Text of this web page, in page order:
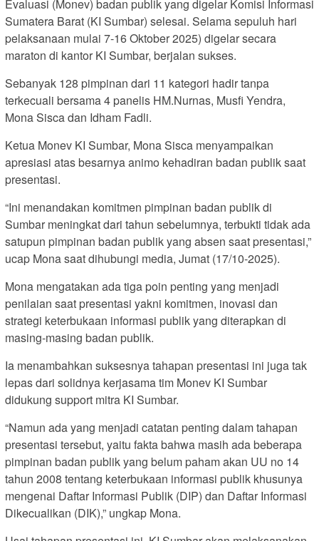
Evaluasi (Monev) badan publik yang digelar Komisi Informasi
Sumatera Barat (KI Sumbar) selesai. Selama sepuluh hari
pelaksanaan mulai 7-16 Oktober 2025) digelar secara
maraton di kantor KI Sumbar, berjalan sukses.
Sebanyak 128 pimpinan dari 11 kategori hadir tanpa
terkecuali bersama 4 panelis HM.Nurnas, Musfi Yendra,
Mona Sisca dan Idham Fadli.
Ketua Monev KI Sumbar, Mona Sisca menyampaikan
apresiasi atas besarnya animo kehadiran badan publik saat
presentasi.
“Ini menandakan komitmen pimpinan badan publik di
Sumbar meningkat dari tahun sebelumnya, terbukti tidak ada
satupun pimpinan badan publik yang absen saat presentasi,”
ucap Mona saat dihubungi media, Jumat (17/10-2025).
Mona mengatakan ada tiga poin penting yang menjadi
penilaian saat presentasi yakni komitmen, inovasi dan
strategi keterbukaan informasi publik yang diterapkan di
masing-masing badan publik.
Ia menambahkan suksesnya tahapan presentasi ini juga tak
lepas dari solidnya kerjasama tim Monev KI Sumbar
didukung support mitra KI Sumbar.
“Namun ada yang menjadi catatan penting dalam tahapan
presentasi tersebut, yaitu fakta bahwa masih ada beberapa
pimpinan badan publik yang belum paham akan UU no 14
tahun 2008 tentang keterbukaan informasi publik khusunya
mengenai Daftar Informasi Publik (DIP) dan Daftar Informasi
Dikecualikan (DIK),” ungkap Mona.